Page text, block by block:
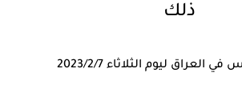
ذلك
العراق ليوم الثلاثاء 2023/2/7